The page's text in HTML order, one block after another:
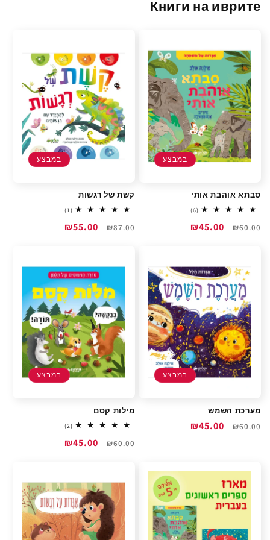
Книги на иврите
במבצע
סבתא אוהבת אותי
(6)
6
reviews
מחיר
₪60.00
מחיר
₪45.00
במבצע
קשת של רגשות
(1)
1
reviews
מחיר
₪87.00
מחיר
₪55.00
במבצע
מערכת השמש
מחיר
₪60.00
מחיר
₪45.00
במבצע
מילות קסם
(2)
2
reviews
מחיר
₪60.00
מחיר
₪45.00